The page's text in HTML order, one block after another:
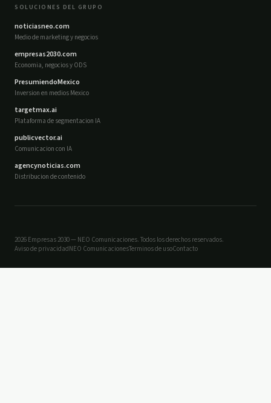
SOLUCIONES DEL GRUPO
noticiasneo.com
Medio de marketing y negocios
empresas2030.com
Economia, negocios y ODS
PresumiendoMexico
Inversion en medios Mexico
targetmax.ai
Plataforma de segmentacion IA
publicvector.ai
Comunicacion con IA
agencynoticias.com
Distribucion de contenido
2026 Empresas 2030 — NEO Comunicaciones. Todos los derechos reservados.
Aviso de privacidadNEO ComunicacionesTerminos de usoContacto